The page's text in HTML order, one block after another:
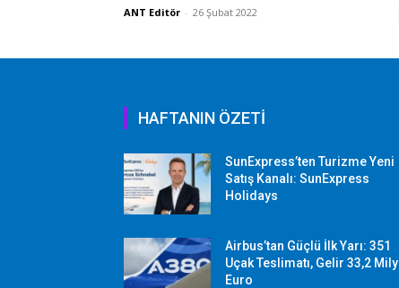
ANT Editör - 26 Şubat 2022
HAFTANIN ÖZETİ
SunExpress’ten Turizme Yeni
Satış Kanalı: SunExpress
Holidays
Airbus’tan Güçlü İlk Yarı: 351
Uçak Teslimatı, Gelir 33,2
Euro